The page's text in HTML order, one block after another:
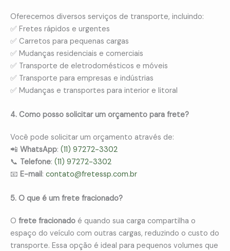
Oferecemos diversos serviços de transporte, incluindo:
✅ Fretes rápidos e urgentes
✅ Carretos para pequenas cargas
✅ Mudanças residenciais e comerciais
✅ Transporte de eletrodomésticos e móveis
✅ Transporte para empresas e indústrias
✅ Mudanças e transportes para interior e litoral
4. Como posso solicitar um orçamento para frete?
Você pode solicitar um orçamento através de:
📲 WhatsApp: (11) 97272-3302
📞 Telefone: (11) 97272-3302
📧 E-mail: contato@fretessp.com.br
5. O que é um frete fracionado?
O frete fracionado é quando sua carga compartilha o
espaço do veículo com outras cargas, reduzindo o custo do
transporte. Essa opção é ideal para pequenos volumes que